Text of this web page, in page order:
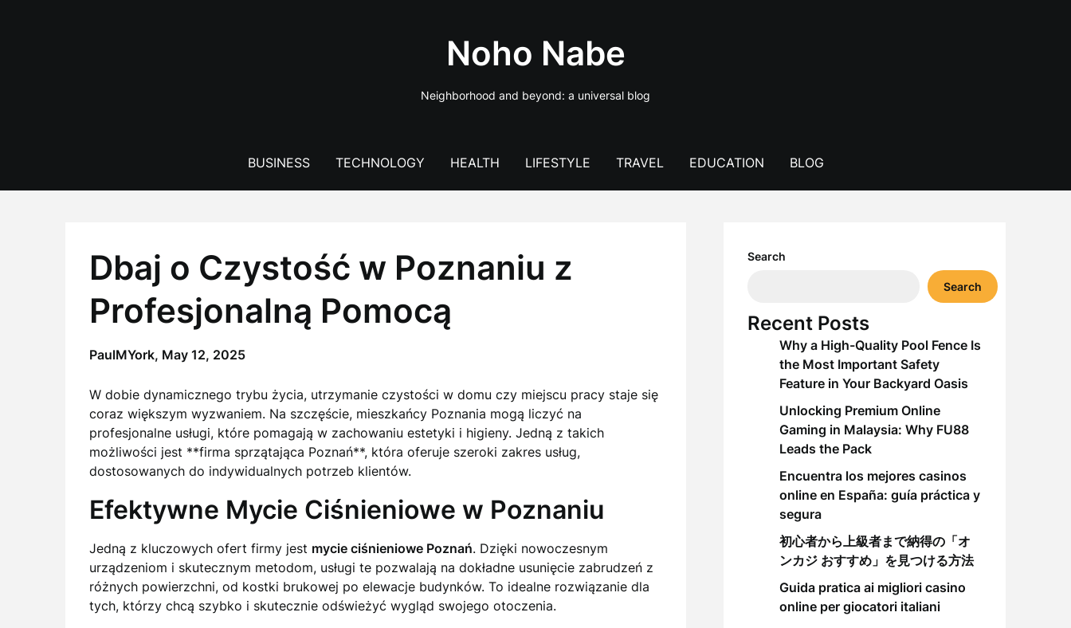
Noho Nabe
Neighborhood and beyond: a universal blog
BUSINESS TECHNOLOGY HEALTH LIFESTYLE TRAVEL EDUCATION BLOG
Dbaj o Czystość w Poznaniu z
Profesjonalną Pomocą
PaulMYork, May 12, 2025
W dobie dynamicznego trybu życia, utrzymanie czystości w domu czy miejscu pracy staje się
coraz większym wyzwaniem. Na szczęście, mieszkańcy Poznania mogą liczyć na
profesjonalne usługi, które pomagają w zachowaniu estetyki i higieny. Jedną z takich
możliwości jest **firma sprzątająca Poznań**, która oferuje szeroki zakres usług,
dostosowanych do indywidualnych potrzeb klientów.
Efektywne Mycie Ciśnieniowe w Poznaniu
Jedną z kluczowych ofert firmy jest mycie ciśnieniowe Poznań. Dzięki nowoczesnym
urządzeniom i skutecznym metodom, usługi te pozwalają na dokładne usunięcie zabrudzeń z
różnych powierzchni, od kostki brukowej po elewacje budynków. To idealne rozwiązanie dla
tych, którzy chcą szybko i skutecznie odświeżyć wygląd swojego otoczenia.
Search
Search
Recent Posts
Why a High-Quality Pool Fence Is
the Most Important Safety
Feature in Your Backyard Oasis
Unlocking Premium Online
Gaming in Malaysia: Why FU88
Leads the Pack
Encuentra los mejores casinos
online en España: guía práctica y
segura
初心者から上級者まで納得の「オ
ンカジ おすすめ」を見つける方法
Guida pratica ai migliori casino
online per giocatori italiani